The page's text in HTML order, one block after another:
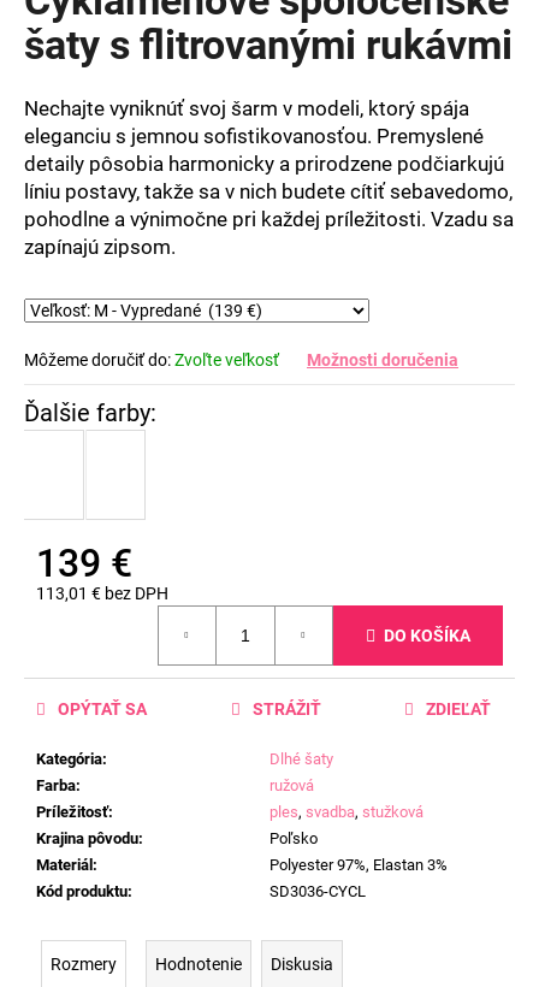
je
0,0
z
hviezdičiek.
šaty s flitrovanými rukávmi
Nechajte vyniknúť svoj šarm v modeli, ktorý spája
eleganciu s jemnou sofistikovanosťou. Premyslené
detaily pôsobia harmonicky a prirodzene podčiarkujú
líniu postavy, takže sa v nich budete cítiť sebavedomo,
pohodlne a výnimočne pri každej príležitosti. Vzadu sa
zapínajú zipsom.
Môžeme doručiť do:Zvoľte veľkosť Možnosti doručenia
139 €
113,01 € bez DPH
DO KOŠÍKA
Kategória:
Dlhé šaty
Farba:
ružová
Príležitosť: ples, svadba, stužková
Krajina pôvodu:
Poľsko
Materiál :
Polyester 97%, Elastan 3%
Kód produktu: SD3036-CYCL
OPÝTAŤ SA STRÁŽIŤ ZDIEĽAŤ
Rozmery Hodnotenie Diskusia